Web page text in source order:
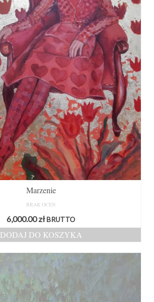
Marzenie
BRAK OCEN
6,000.00zł BRUTTO
DODAJ DO KOSZYKA